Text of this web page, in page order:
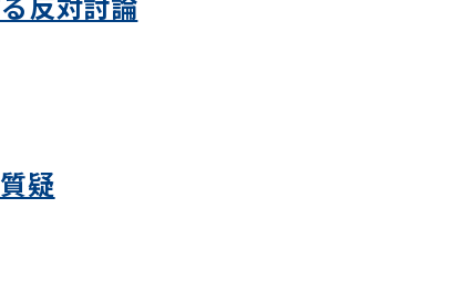
反対討論
疑